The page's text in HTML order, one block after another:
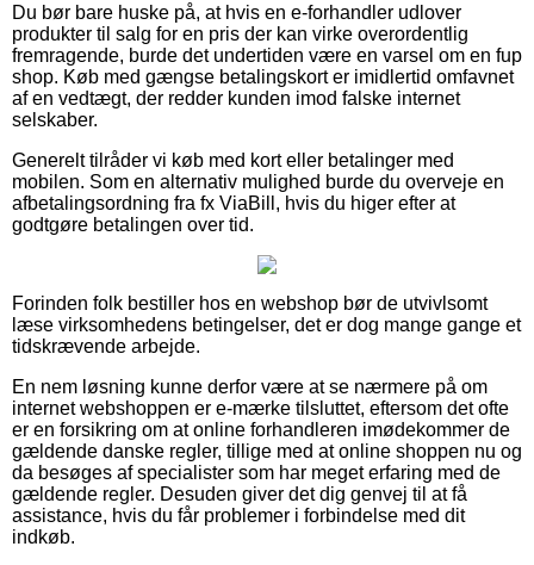
Du bør bare huske på, at hvis en e-forhandler udlover
produkter til salg for en pris der kan virke overordentlig
fremragende, burde det undertiden være en varsel om en fup
shop. Køb med gængse betalingskort er imidlertid omfavnet
af en vedtægt, der redder kunden imod falske internet
selskaber.
Generelt tilråder vi køb med kort eller betalinger med
mobilen. Som en alternativ mulighed burde du overveje en
afbetalingsordning fra fx ViaBill, hvis du higer efter at
godtgøre betalingen over tid.
Forinden folk bestiller hos en webshop bør de utvivlsomt
læse virksomhedens betingelser, det er dog mange gange et
tidskrævende arbejde.
En nem løsning kunne derfor være at se nærmere på om
internet webshoppen er e-mærke tilsluttet, eftersom det ofte
er en forsikring om at online forhandleren imødekommer de
gældende danske regler, tillige med at online shoppen nu og
da besøges af specialister som har meget erfaring med de
gældende regler. Desuden giver det dig genvej til at få
assistance, hvis du får problemer i forbindelse med dit
indkøb.